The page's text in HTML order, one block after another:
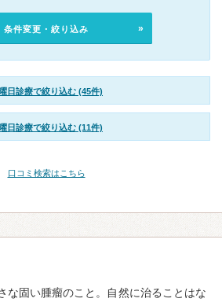
条件変更・絞り込み
日診療で絞り込む (45件)
日診療で絞り込む (11件)
口コミ検索はこちら
な固い腫瘤のこと。自然に治ることはな